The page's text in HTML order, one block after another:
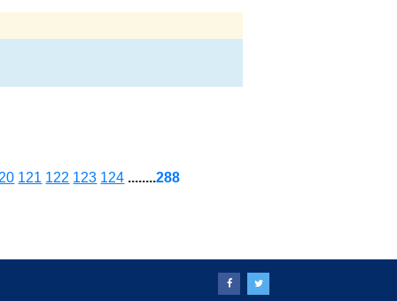
121 122 123 124 ........288